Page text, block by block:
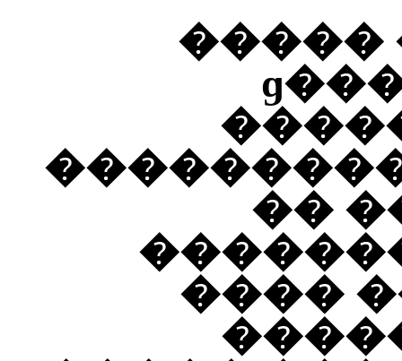
�� ��
�������� ������ɡ
��
����